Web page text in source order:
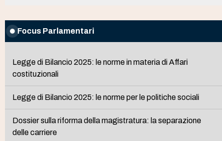
Focus Parlamentari
Legge di Bilancio 2025: le norme in materia di Affari
costituzionali
Legge di Bilancio 2025: le norme per le politiche sociali
Dossier sulla riforma della magistratura: la separazione
delle carriere